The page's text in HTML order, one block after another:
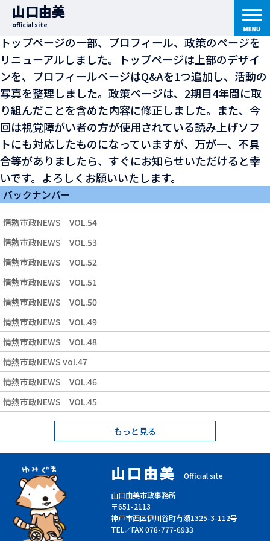
山口由美
official site
2015年3月30日
ホームページのリニューアル
トップページの一部、プロフィール、政策のページを
リニューアルしました。トップページは上部のデザイ
ンを、プロフィールページはQ&Aを1つ追加し、活動の
写真を整理しました。政策ページは、2期目4年間に取
り組んだことを含めた内容に修正しました。また、今
回は視覚障がい者の方が使用されている読み上げソフ
トにも対応したものになっていますが、万が一、不具
合等がありましたら、すぐにお知らせいただけると幸
いです。よろしくお願いいたします。
バックナンバー
情熱市政NEWS VOL.54
情熱市政NEWS VOL.53
情熱市政NEWS VOL.52
情熱市政NEWS VOL.51
情熱市政NEWS VOL.50
情熱市政NEWS VOL.49
情熱市政NEWS VOL.48
情熱市政NEWS vol.47
情熱市政NEWS VOL.46
情熱市政NEWS VOL.45
もっと見る
山口由美
Official site
山口由美市政事務所
〒651-2113
神戸市西区伊川谷町有瀬1325-3-112号
TEL／FAX 078-777-6933